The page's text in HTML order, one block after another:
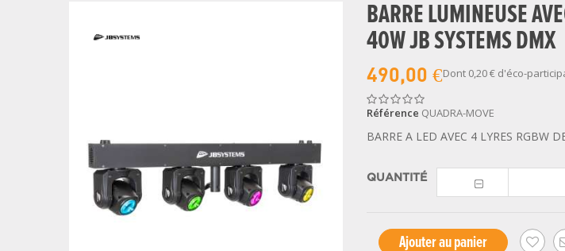
BARRE LUMINEUSE
40W JB SYSTEMS DMX
490,00 €Dont 0,20 € d'éco-
Référence QUADRA-MOVE
BARRE A LED AVEC 4 LYRES RGBW
QUANTITÉ
Ajouter au panier